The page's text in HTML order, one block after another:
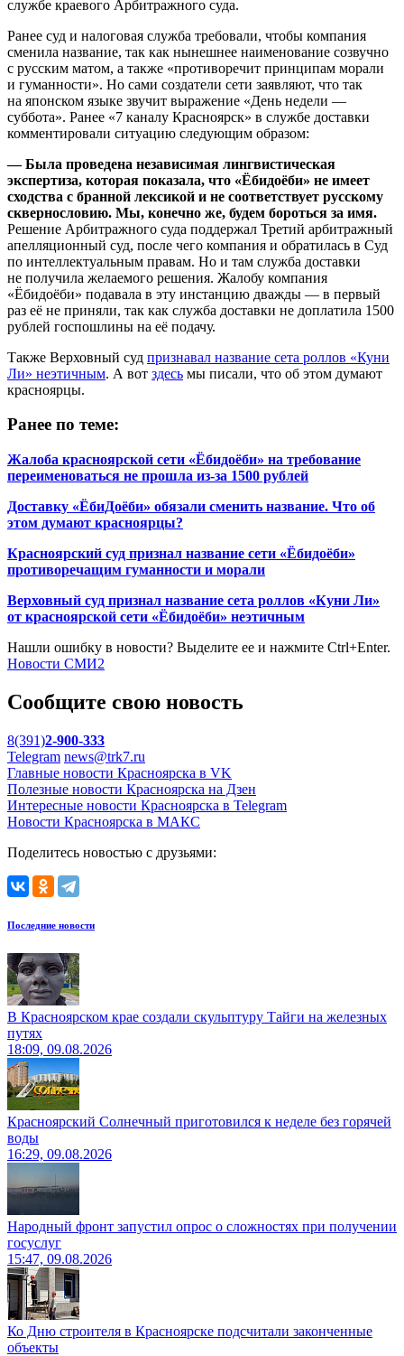
службе краевого Арбитражного суда.
Ранее суд и налоговая служба требовали, чтобы компания
сменила название, так как нынешнее наименование созвучно
с русским матом, а также «противоречит принципам морали
и гуманности». Но сами создатели сети заявляют, что так
на японском языке звучит выражение «День недели —
суббота». Ранее «7 каналу Красноярск» в службе доставки
комментировали ситуацию следующим образом:
— Была проведена независимая лингвистическая
экспертиза, которая показала, что «Ёбидоёби» не имеет
сходства с бранной лексикой и не соответствует русскому
сквернословию. Мы, конечно же, будем бороться за имя.
Решение Арбитражного суда поддержал Третий арбитражный
апелляционный суд, после чего компания и обратилась в Суд
по интеллектуальным правам. Но и там служба доставки
не получила желаемого решения. Жалобу компания
«Ёбидоёби» подавала в эту инстанцию дважды — в первый
раз её не приняли, так как служба доставки не доплатила 1500
рублей госпошлины на её подачу.
Также Верховный суд признавал название сета роллов «Куни
Ли» неэтичным. А вот здесь мы писали, что об этом думают
красноярцы.
Ранее по теме:
Жалоба красноярской сети «Ёбидоёби» на требование
переименоваться не прошла из-за 1500 рублей
Доставку «ЁбиДоёби» обязали сменить название. Что об
этом думают красноярцы?
Красноярский суд признал название сети «Ёбидоёби»
противоречащим гуманности и морали
Верховный суд признал название сета роллов «Куни Ли»
от красноярской сети «Ёбидоёби» неэтичным
Нашли ошибку в новости? Выделите ее и нажмите Ctrl+Enter.
Новости СМИ2
Сообщите свою новость
8(391)2-900-333
Telegram news@trk7.ru
Главные новости Красноярска в VK
Полезные новости Красноярска на Дзен
Интересные новости Красноярска в Telegram
Новости Красноярска в МАКС
Поделитесь новостью с друзьями:
Последние новости
В Красноярском крае создали скульптуру Тайги на железных
путях
18:09, 09.08.2026
Красноярский Солнечный приготовился к неделе без горячей
воды
16:29, 09.08.2026
Народный фронт запустил опрос о сложностях при получении
госуслуг
15:47, 09.08.2026
Ко Дню строителя в Красноярске подсчитали законченные
объекты